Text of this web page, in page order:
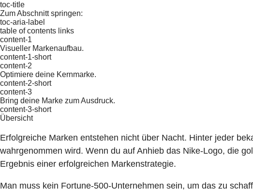
toc-title
Zum Abschnitt springen:
toc-aria-label
table of contents links
content-1
Visueller Markenaufbau.
content-1-short
content-2
Optimiere deine Kernmarke.
content-2-short
content-3
Bring deine Marke zum Ausdruck.
content-3-short
Übersicht
Erfolgreiche Marken entstehen nicht über Nacht. Hinter jeder
wahrgenommen wird. Wenn du auf Anhieb das Nike-Logo, die
Ergebnis einer erfolgreichen Markenstrategie.
Man muss kein Fortune-500-Unternehmen sein, um das zu